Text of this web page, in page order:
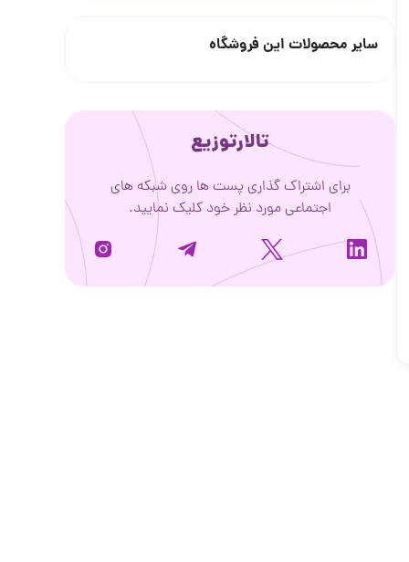
سایر محصولات این فروشگاه
تالارتوزیع
برای اشتراک گذاری پست ها روی شبکه های
اجتماعی مورد نظر خود کلیک نمایید.